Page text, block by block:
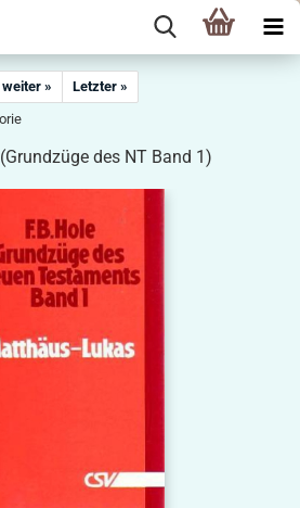
weiter »
Letzter »
des NT Band 1)